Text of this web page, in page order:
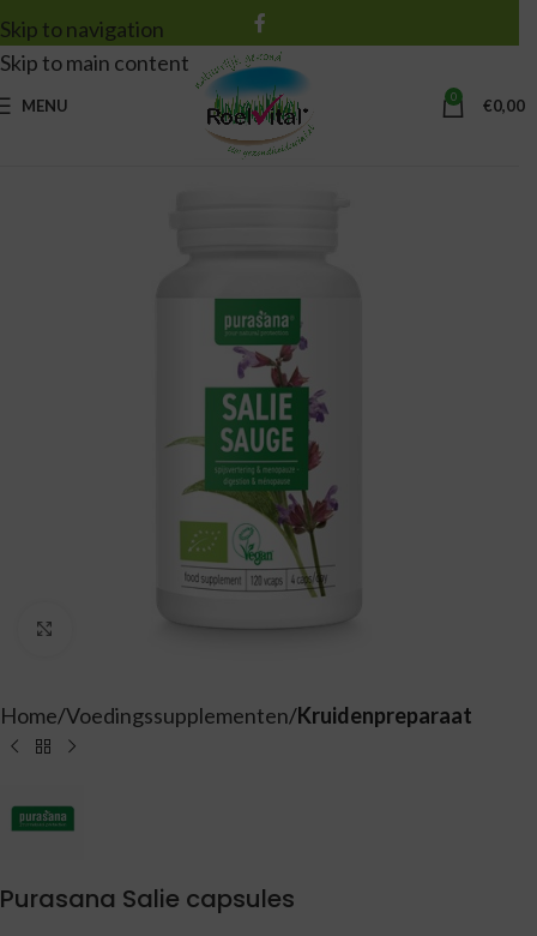
Skip to navigation
Skip to main content
MENU 0 €0,00
Home Voedingssupplementen Kruidenpreparaat
Purasana Salie capsules